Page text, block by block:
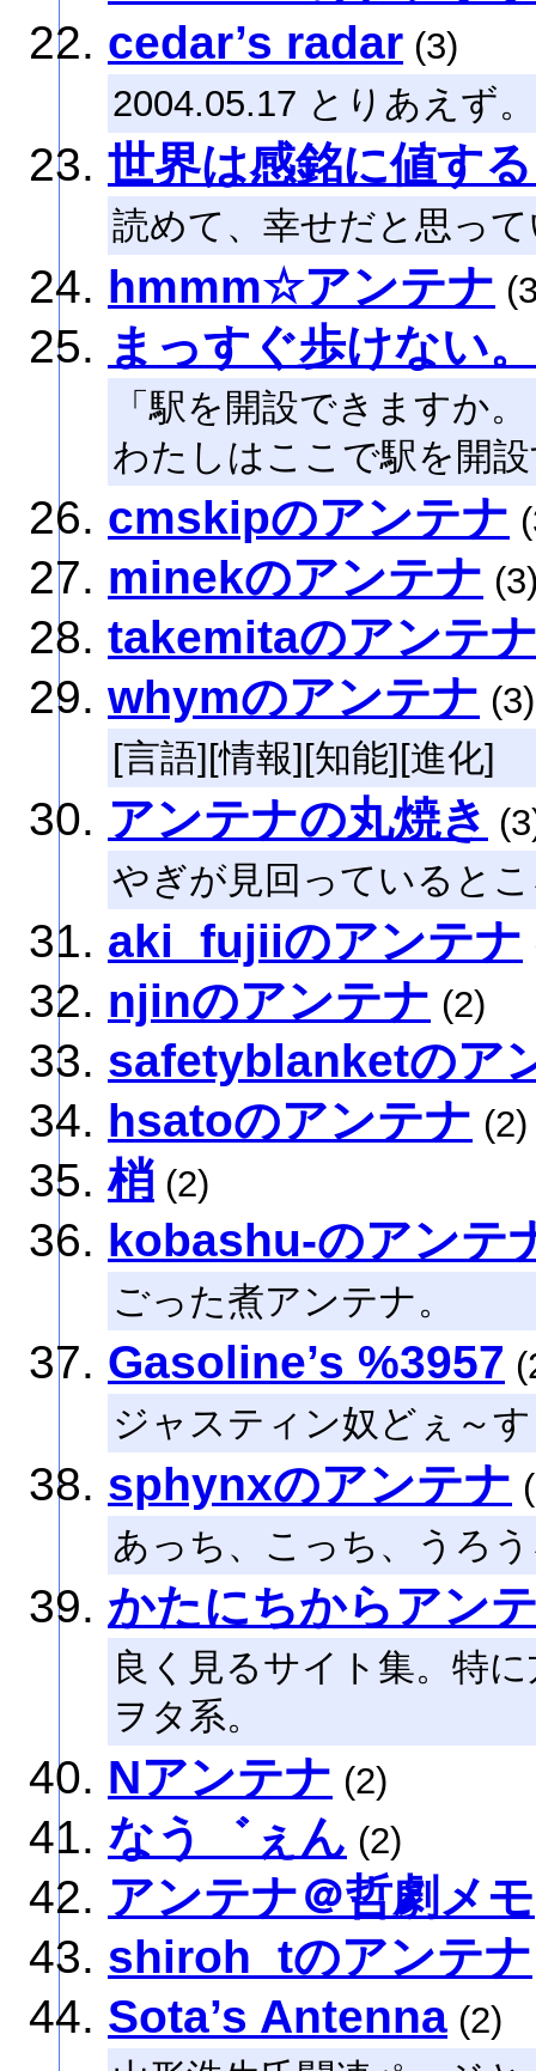
cedar’s radar (3)
2004.05.17 とりあえず。
世界は感銘に値す
読めて、幸せだと思っ
hmmm☆アンテナ
まっすぐ歩けない。
「駅を開設できますか。
わたしはここで駅を開
cmskipのアンテナ
minekのアンテナ
takemitaのアンテ
whymのアンテナ (3)
[言語][情報][知能][進化]
アンテナの丸焼き
やぎが見回っていると
aki_fujiiのアンテナ
njinのアンテナ (2)
safetyblanketのア
hsatoのアンテナ (2)
梢 (2)
kobashu-のアンテ
ごった煮アンテナ。
Gasoline’s %3957
ジャスティン奴どぇ～
sphynxのアンテナ
あっち、こっち、うろ
かたにちからアン
良く見るサイト集。特
ヲタ系。
Nアンテナ (2)
なう゛ぇん (2)
アンテナ＠哲劇メモ
shiroh_tのアンテナ
Sota’s Antenna (2)